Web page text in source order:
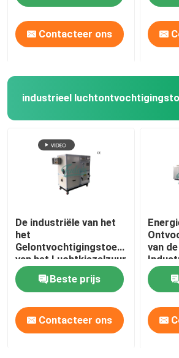
Het Dehydrerende
Contacteer ons
industrieel
De industriële van het
het
Gelontvochtigingstoestel
van het Luchtkiezelzuur
Efficiënte Energie van
de het Wieladsorptie
Beste prijs
Contacteer ons
van
voor